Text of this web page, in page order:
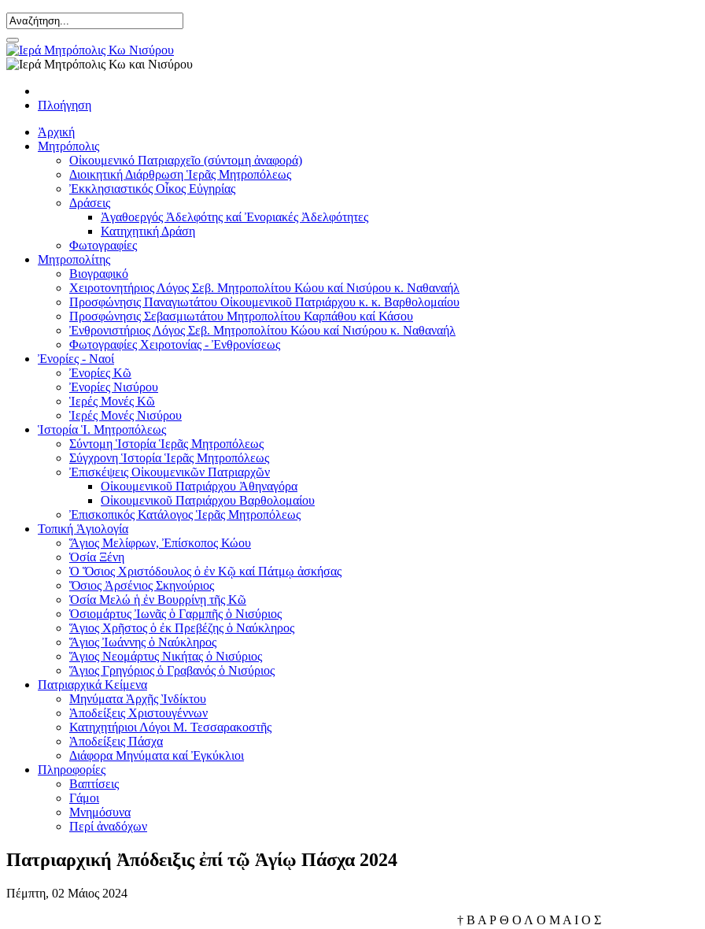
Πλοήγηση
Ἀρχική
Μητρόπολις
Οἰκουμενικό Πατριαρχεῖο (σύντομη ἀναφορά)
Διοικητική Διάρθρωση Ἱερᾶς Μητροπόλεως
Ἐκκλησιαστικός Οἶκος Εὐγηρίας
Δράσεις
Ἀγαθοεργός Ἀδελφότης καί Ἐνοριακές Ἀδελφότητες
Κατηχητική Δράση
Φωτογραφίες
Μητροπολίτης
Βιογραφικό
Χειροτονητήριος Λόγος Σεβ. Μητροπολίτου Κώου καί Νισύρου κ. Ναθαναήλ
Προσφώνησις Παναγιωτάτου Οἰκουμενικοῦ Πατριάρχου κ. κ. Βαρθολομαίου
Προσφώνησις Σεβασμιωτάτου Μητροπολίτου Καρπάθου καί Κάσου
Ἐνθρονιστήριος Λόγος Σεβ. Μητροπολίτου Κώου καί Νισύρου κ. Ναθαναήλ
Φωτογραφίες Χειροτονίας - Ἐνθρονίσεως
Ἐνορίες - Ναοί
Ἐνορίες Kῶ
Ἐνορίες Νισύρου
Ἱερές Μονές Κῶ
Ἱερές Μονές Νισύρου
Ἱστορία Ἱ. Μητροπόλεως
Σύντομη Ἱστορία Ἱερᾶς Μητροπόλεως
Σύγχρονη Ἱστορία Ἱερᾶς Μητροπόλεως
Ἐπισκέψεις Οἰκουμενικῶν Πατριαρχῶν
Οἰκουμενικοῦ Πατριάρχου Ἀθηναγόρα
Οἰκουμενικοῦ Πατριάρχου Βαρθολομαίου
Ἐπισκοπικός Κατάλογος Ἱερᾶς Μητροπόλεως
Τοπική Ἁγιολογία
Ἅγιος Μελίφρων, Ἐπίσκοπος Κώου
Ὁσία Ξένη
Ὁ Ὅσιος Χριστόδουλος ὁ ἐν Κῷ καί Πάτμῳ ἀσκήσας
Ὅσιος Ἀρσένιος Σκηνούριος
Ὁσία Μελώ ἡ ἐν Βουρρίνῃ τῆς Κῶ
Ὁσιομάρτυς Ἰωνᾶς ὁ Γαρμπῆς ὁ Νισύριος
Ἅγιος Χρῆστος ὁ ἐκ Πρεβέζης ὁ Ναύκληρος
Ἅγιος Ἰωάννης ὁ Ναύκληρος
Ἅγιος Νεομάρτυς Νικήτας ὁ Νισύριος
Ἅγιος Γρηγόριος ὁ Γραβανός ὁ Νισύριος
Πατριαρχικά Κείμενα
Μηνύματα Ὰρχῆς Ὶνδίκτου
Ὰποδείξεις Χριστουγέννων
Κατηχητήριοι Λόγοι Μ. Τεσσαρακοστῆς
Ὰποδείξεις Πάσχα
Διάφορα Μηνύματα καί Ἐγκύκλιοι
Πληροφορίες
Βαπτίσεις
Γάμοι
Μνημόσυνα
Περί ἀναδόχων
Πατριαρχική Ἀπόδειξις ἐπί τῷ Ἁγίῳ Πάσχα 2024
Πέμπτη, 02 Μάιος 2024
† Β Α Ρ Θ Ο Λ Ο Μ Α Ι Ο Σ